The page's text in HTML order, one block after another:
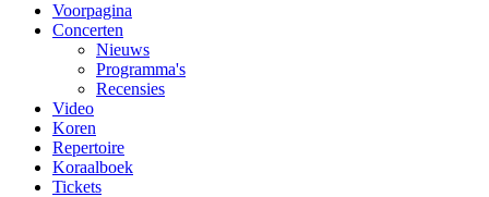
Voorpagina
Concerten
Nieuws
Programma's
Recensies
Video
Koren
Repertoire
Koraalboek
Tickets